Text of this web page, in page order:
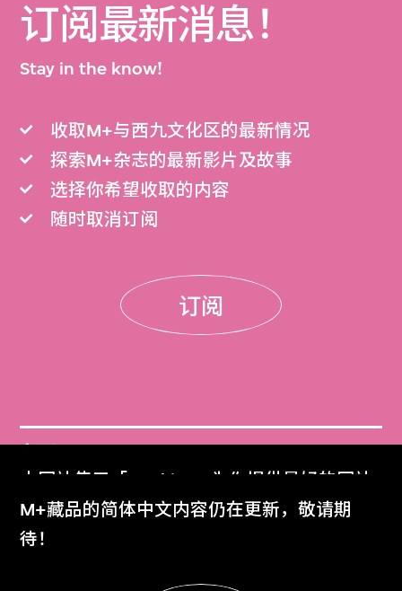
本网站使用「Cookies」为你提供最好的网站
体验。
了解更多
M+藏品的简体中文内容仍在更新，敬请期
待！
订阅最新消息！
Stay in the know!
收取M+与西九文化区的最新情况
探索M+杂志的最新影片及故事
选择你希望收取的内容
随时取消订阅
订阅
门票
Get Tickets